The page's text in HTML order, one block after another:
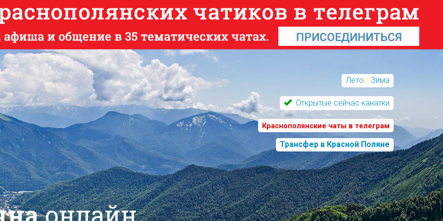
Лето / Зима
Открытые сейчас канатки
Краснополянские чаты в телеграм
Трансфер в Красной Поляне